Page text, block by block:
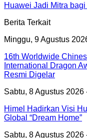
Huawei Jadi Mitra
Berita Terkait
Minggu, 9 Agustus
16th Worldwide
International Dragon
Resmi Digelar
Sabtu, 8 Agustus 2026
Himel Hadirkan Visi
Global “Dream Home”
Sabtu, 8 Agustus 2026